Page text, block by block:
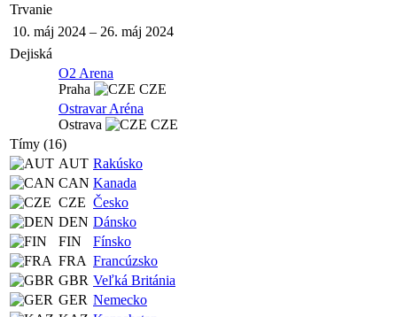
Trvanie
10. máj 2024 – 26. máj 2024
Dejiská
O2 Arena
Praha
CZE
Ostravar Aréna
Ostrava
CZE
Tímy (16)
AUT Rakúsko
CAN Kanada
CZE Česko
DEN Dánsko
FIN
Fínsko
FRA Francúzsko
GBR Veľká Británia
GER Nemecko